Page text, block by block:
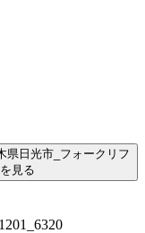
日光市_フォークリフ
見る